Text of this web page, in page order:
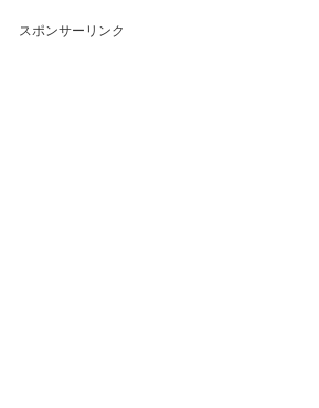
グも
連、高額配当目的の買い時チャ
ンスなど、表とグラフでわかり
スポンサーリンク